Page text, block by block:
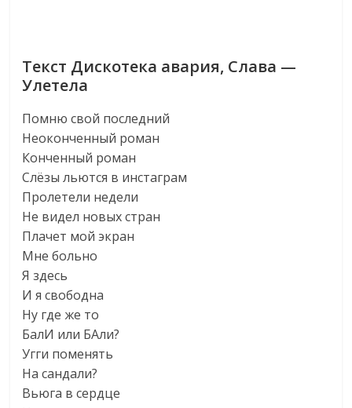
Текст Дискотека авария, Слава —
Улетела
Помню свой последний
Неоконченный роман
Конченный роман
Слёзы льются в инстаграм
Пролетели недели
Не видел новых стран
Плачет мой экран
Мне больно
Я здесь
И я свободна
Ну где же то
БалИ или БАли?
Угги поменять
На сандали?
Вьюга в сердце